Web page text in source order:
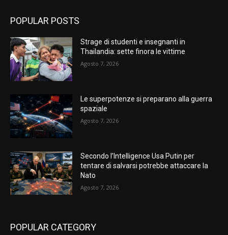
POPULAR POSTS
Strage di studenti e insegnanti in
Thailandia: sette finora le vittime
Agosto 7, 2026
Le superpotenze si preparano alla guerra
spaziale
Agosto 7, 2026
Secondo l’Intelligence Usa Putin per
tentare di salvarsi potrebbe attaccare la
Nato
Agosto 7, 2026
POPULAR CATEGORY